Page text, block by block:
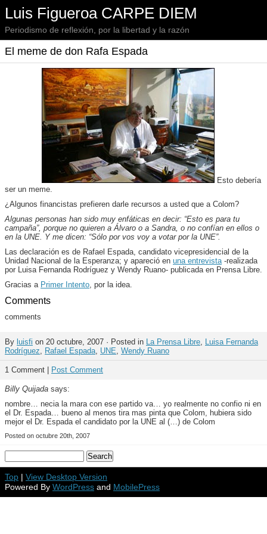
Luis Figueroa CARPE DIEM
Periodismo de reflexión, por la libertad y la razón
El meme de don Rafa Espada
Esto debería
ser un meme.
¿Algunos financistas prefieren darle recursos a usted que a Colom?
Algunas personas han sido muy enfáticas en decir: “Esto es para tu
campaña”, porque no quieren a Álvaro o a Sandra, o no confían en ellos o
en la UNE. Y me dicen: “Sólo por vos voy a votar por la UNE”.
Las declaración es de Rafael Espada, candidato vicepresidencial de la
Unidad Nacional de la Esperanza; y apareció en una entrevista-realizada
por Luisa Fernanda Rodríguez y Wendy Ruano- publicada en Prensa Libre.
Gracias a Primer Intento, por la idea.
Comments
comments
By luisfi on 20 octubre, 2007 · Posted in La Prensa Libre, Luisa Fernanda
Rodríguez, Rafael Espada, UNE, Wendy Ruano
1 Comment | Post Comment
Billy Quijada says:
nombre… necia la mara con ese partido va… yo realmente no confio ni en
el Dr. Espada… bueno al menos tira mas pinta que Colom, hubiera sido
mejor el Dr. Espada el candidato por la UNE al (…) de Colom
Posted on octubre 20th, 2007
Top | View Desktop Version
Powered By WordPress and MobilePress